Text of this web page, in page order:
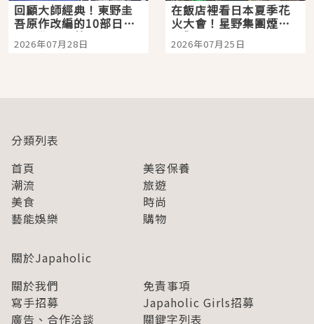
回顧大師經典！東野圭
吾原作改編的10部日本
影視作品推薦
2026年07月28日
在飯店裡看日本夏季花
火大會！星野集團煙火
景觀飯店6選，讓你不用
人擠人悠閒欣賞
2026年07月25日
分類列表
首頁
美容保養
潮流
旅遊
美食
時尚
藝能娛樂
購物
關於Japaholic
關於我們
免責事項
寫手招募
Japaholic Girls招募
廣告、合作洽談
關鍵字列表